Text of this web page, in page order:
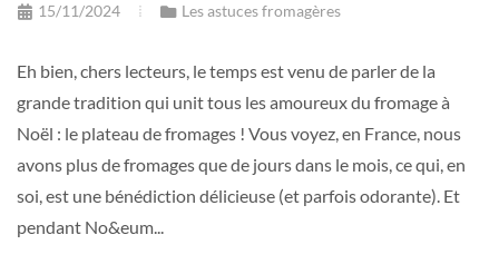
15/11/2024 Les astuces fromagères
Eh bien, chers lecteurs, le temps est venu de parler de la
grande tradition qui unit tous les amoureux du fromage à
Noël : le plateau de fromages ! Vous voyez, en France, nous
avons plus de fromages que de jours dans le mois, ce qui, en
soi, est une bénédiction délicieuse (et parfois odorante). Et
pendant No&eum...